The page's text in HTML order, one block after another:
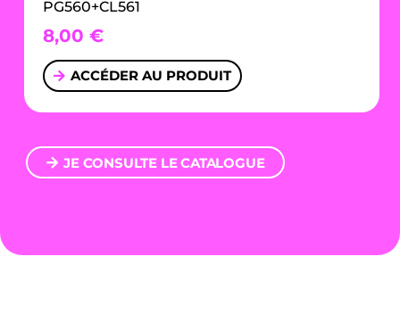
PG560+CL561
8,00 €
ACCÉDER AU PRODUIT
JE CONSULTE LE CATALOGUE